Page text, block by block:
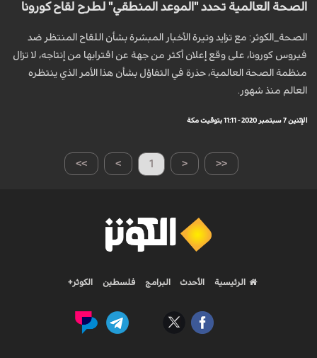
الصحة العالمية تحدد "الموعد المنطقي" لطرح لقاح كورونا
الصحة_الكوثر: مع تزايد وتيرة الأخبار المبشرة بشأن اللقاح المنتظر ضد
فيروس كورونا، على وقع إعلان أكثر من جهة عن اقترابها من إنتاجه، لا تزال
منظمة الصحة العالمية، حذرة في التفاؤل بشأن هذا الأمر الذي ينتظره
العالم منذ شهور.
الإثنين 7 سبتمبر 2020 - 11:11 بتوقيت مكة
>> > 1 < <<
الرئيسية الأحدث البرامج فلسطين الكوثر+